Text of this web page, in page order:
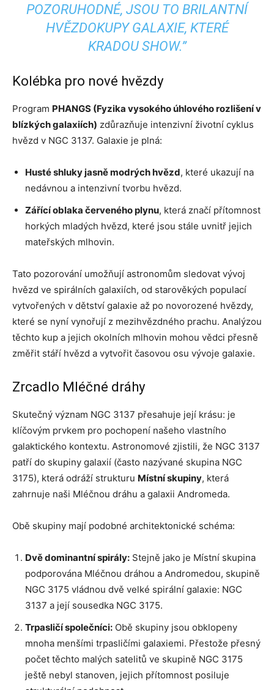
POZORUHODNÉ, JSOU TO BRILANTNÍ
HVĚZDOKUPY GALAXIE, KTERÉ
KRADOU SHOW.”
Kolébka pro nové hvězdy
Program PHANGS (Fyzika vysokého úhlového rozlišení v
blízkých galaxiích) zdůrazňuje intenzivní životní cyklus
hvězd v NGC 3137. Galaxie je plná:
Husté shluky jasně modrých hvězd, které ukazují na
nedávnou a intenzivní tvorbu hvězd.
Zářící oblaka červeného plynu, která značí přítomnost
horkých mladých hvězd, které jsou stále uvnitř jejich
mateřských mlhovin.
Tato pozorování umožňují astronomům sledovat vývoj
hvězd ve spirálních galaxiích, od starověkých populací
vytvořených v dětství galaxie až po novorozené hvězdy,
které se nyní vynořují z mezihvězdného prachu. Analýzou
těchto kup a jejich okolních mlhovin mohou vědci přesně
změřit stáří hvězd a vytvořit časovou osu vývoje galaxie.
Zrcadlo Mléčné dráhy
Skutečný význam NGC 3137 přesahuje její krásu: je
klíčovým prvkem pro pochopení našeho vlastního
galaktického kontextu. Astronomové zjistili, že NGC 3137
patří do skupiny galaxií (často nazývané skupina NGC
3175), která odráží strukturu Místní skupiny, která
zahrnuje naši Mléčnou dráhu a galaxii Andromeda.
Obě skupiny mají podobné architektonické schéma:
Dvě dominantní spirály: Stejně jako je Místní skupina
podporována Mléčnou dráhou a Andromedou, skupině
NGC 3175 vládnou dvě velké spirální galaxie: NGC
3137 a její sousedka NGC 3175.
Trpasličí společníci: Obě skupiny jsou obklopeny
mnoha menšími trpasličími galaxiemi. Přestože přesný
počet těchto malých satelitů ve skupině NGC 3175
ještě nebyl stanoven, jejich přítomnost posiluje